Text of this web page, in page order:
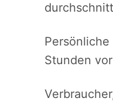
Stunden